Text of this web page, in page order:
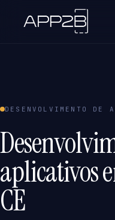
DESENVOLVIMENTO DE
aplicativos
CE